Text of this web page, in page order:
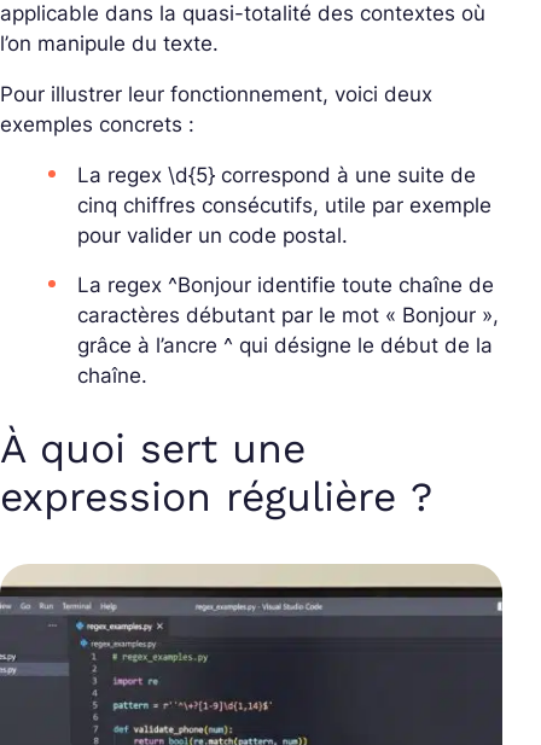
applicable dans la quasi-totalité des contextes où
l’on manipule du texte.
Pour illustrer leur fonctionnement, voici deux
exemples concrets :
La regex \d{5} correspond à une suite de
cinq chiffres consécutifs, utile par exemple
pour valider un code postal.
La regex ^Bonjour identifie toute chaîne de
caractères débutant par le mot « Bonjour »,
grâce à l’ancre ^ qui désigne le début de la
chaîne.
À quoi sert une
expression régulière ?